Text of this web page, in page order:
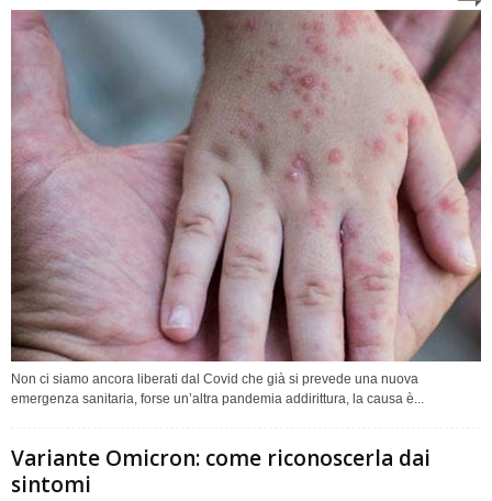
Non ci siamo ancora liberati dal Covid che già si prevede una nuova
emergenza sanitaria, forse un’altra pandemia addirittura, la causa è...
Variante Omicron: come riconoscerla dai
sintomi